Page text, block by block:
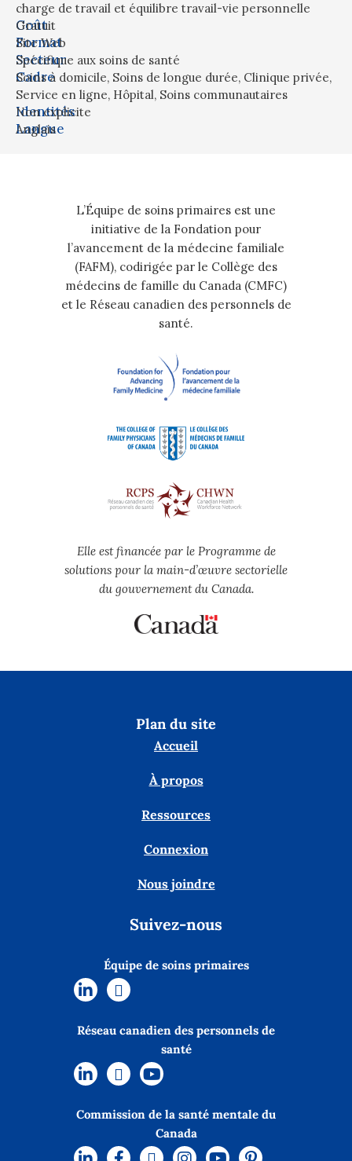
charge de travail et équilibre travail-vie personnelle
Coût
Gratuit
Format
Site Web
Secteur
Spécifique aux soins de santé
Cadre
Soins à domicile, Soins de longue durée, Clinique privée,
Service en ligne, Hôpital, Soins communautaires
Identités
Non explicite
Langue
Anglais
L’Équipe de soins primaires est une
initiative de la Fondation pour
l’avancement de la médecine familiale
(FAFM), codirigée par le Collège des
médecins de famille du Canada (CMFC)
et le Réseau canadien des personnels de
santé.
Elle est financée par le Programme de
solutions pour la main-d’œuvre sectorielle
du gouvernement du Canada.
Plan du site
Accueil
À propos
Ressources
Connexion
Nous joindre
Suivez-nous
Équipe de soins primaires
Réseau canadien des personnels de
santé
Commission de la santé mentale du
Canada